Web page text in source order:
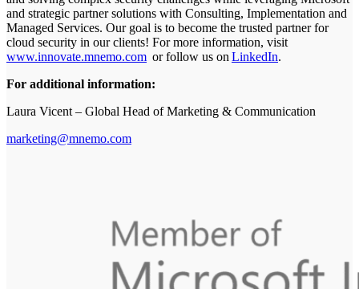
and strategic partner solutions with Consulting, Implementation and
Managed Services. Our goal is to become the trusted partner for
cloud security in our clients! For more information, visit
www.innovate.mnemo.com or follow us on LinkedIn.
For additional information:
Laura Vicent – Global Head of Marketing & Communication
marketing@mnemo.com